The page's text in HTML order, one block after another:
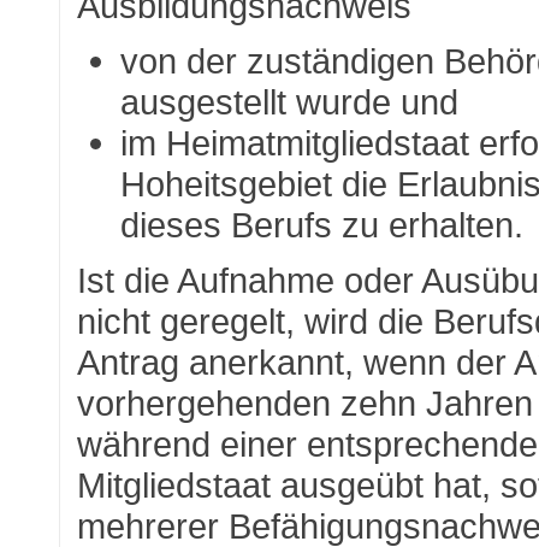
von der zuständigen
ausgestellt wurde und
im Heimatmitgliedstaat
Hoheitsgebiet die
dieses Berufs zu erhalten.
Ist die Aufnahme oder
nicht geregelt, wird die
Antrag anerkannt, wenn der
vorhergehenden zehn
während einer
Mitgliedstaat ausgeübt hat,
mehrerer